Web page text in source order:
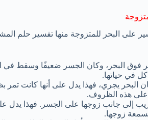
على البحر للمتزوجة منها تفسير حلم
فوق البحر، وكان الجسر ضعيفًا وسقط في
في حياتها.
يجري، فهذا يدل على أنها كانت تمر
على هذه الظروف.
إلى جانب زوجها على الجسر. فهذا يدل
زوجها.